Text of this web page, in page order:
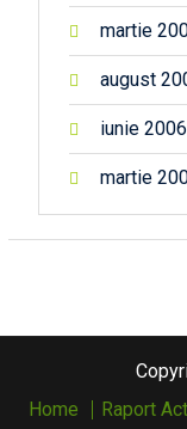
martie
august
iunie 2006
martie
Home
Raport